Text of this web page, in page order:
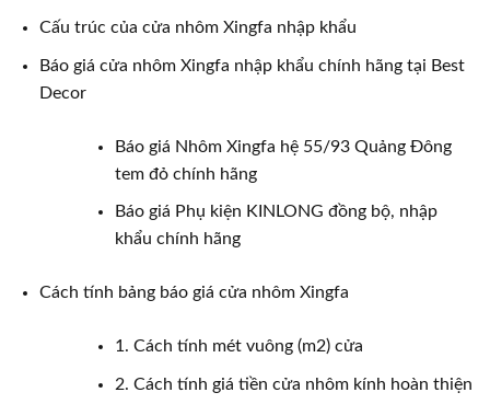
Cấu trúc của cửa nhôm Xingfa nhập khẩu
Báo giá cửa nhôm Xingfa nhập khẩu chính hãng tại Best
Decor
Báo giá Nhôm Xingfa hệ 55/93 Quảng Đông
tem đỏ chính hãng
Báo giá Phụ kiện KINLONG đồng bộ, nhập
khẩu chính hãng
Cách tính bảng báo giá cửa nhôm Xingfa
1. Cách tính mét vuông (m2) cửa
2. Cách tính giá tiền cửa nhôm kính hoàn thiện